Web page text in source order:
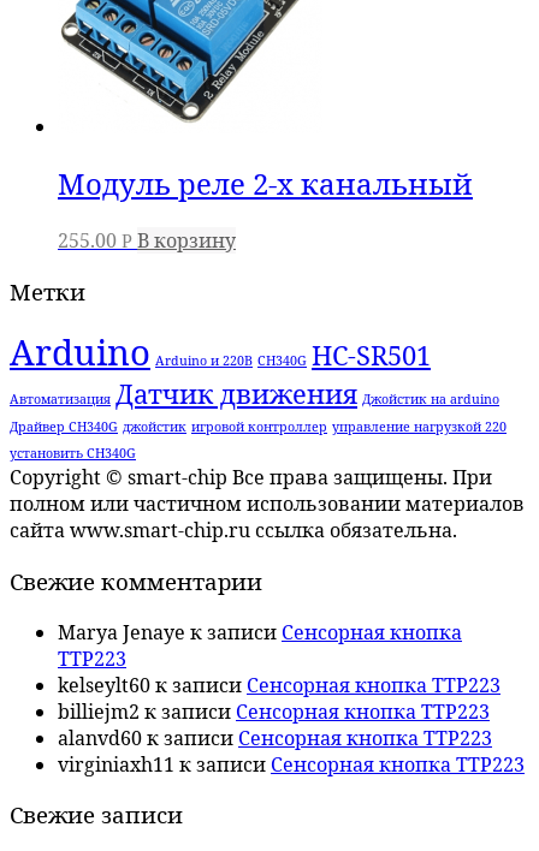
Модуль реле 2-х канальный
255.00 Р В корзину
Метки
Arduino Arduino и 220В CH340G HC-SR501
Автоматизация Датчик движения Джойстик на arduino
Драйвер CH340G джойстик игровой контроллер управление нагрузкой 220
установить CH340G
Copyright © smart-chip Все права защищены. При
полном или частичном использовании материалов
сайта www.smart-chip.ru ссылка обязательна.
Свежие комментарии
Marya Jenaye к записи Сенсорная кнопка
TTP223
kelseylt60к записи Сенсорная кнопка TTP223
billiejm2 к записи Сенсорная кнопка TTP223
alanvd60к записи Сенсорная кнопка TTP223
virginiaxh11 к записи Сенсорная кнопка TTP223
Свежие записи